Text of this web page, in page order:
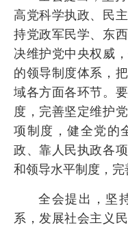
高党科学执政、民
持党政军民学、东
决维护党中央权威
的领导制度体系，
域各方面各环节。
度，完善坚定维护
项制度，健全党的
政、靠人民执政各
和领导水平制度，完
全会提出，坚
系，发展社会主义